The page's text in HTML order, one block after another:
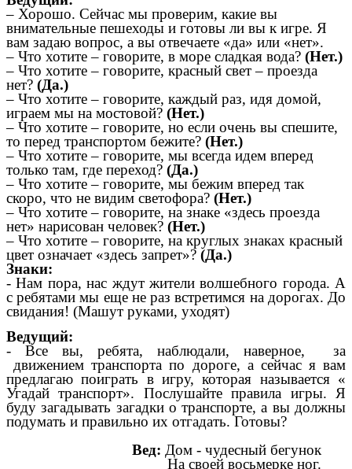
– Хорошо. Сейчас мы проверим, какие вы
внимательные пешеходы и готовы ли вы к игре. Я
вам задаю вопрос, а вы отвечаете «да» или «нет».
– Что хотите – говорите, в море сладкая вода? (Нет.)
– Что хотите – говорите, красный свет – проезда
нет? (Да.)
– Что хотите – говорите, каждый раз, идя домой,
играем мы на мостовой? (Нет.)
– Что хотите – говорите, но если очень вы спешите,
то перед транспортом бежите? (Нет.)
– Что хотите – говорите, мы всегда идем вперед
только там, где переход? (Да.)
– Что хотите – говорите, мы бежим вперед так
скоро, что не видим светофора? (Нет.)
– Что хотите – говорите, на знаке «здесь проезда
нет» нарисован человек? (Нет.)
– Что хотите – говорите, на круглых знаках красный
цвет означает «здесь запрет»? (Да.)
Знаки:
- Нам пора, нас ждут жители волшебного города. А
с ребятами мы еще не раз встретимся на дорогах. До
свидания! (Машут руками, уходят)
Ведущий:
- Все вы, ребята, наблюдали, наверное, за
движением транспорта по дороге, а сейчас я вам
предлагаю поиграть в игру, которая называется «
Угадай транспорт». Послушайте правила игры. Я
буду загадывать загадки о транспорте, а вы должны
подумать и правильно их отгадать. Готовы?
Вед: Дом - чудесный бегунок
На своей восьмерке ног.